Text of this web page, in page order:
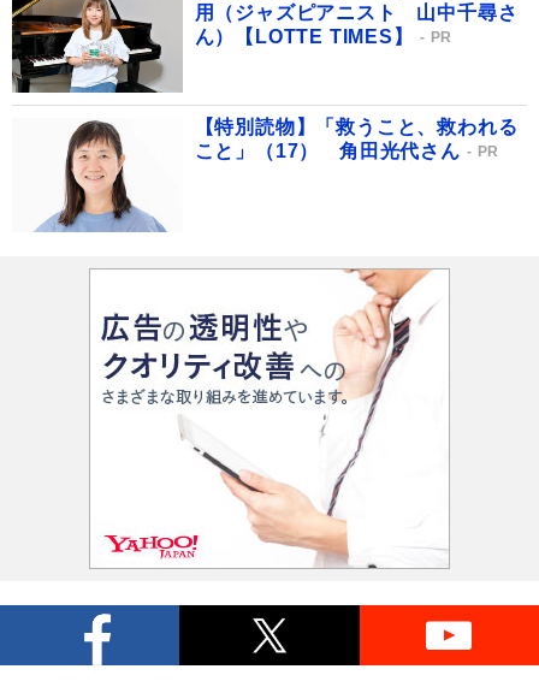
用（ジャズピアニスト 山中千尋さ
ん）【LOTTE TIMES】
PR
【特別読物】「救うこと、救われる
こと」（17） 角田光代さん
PR